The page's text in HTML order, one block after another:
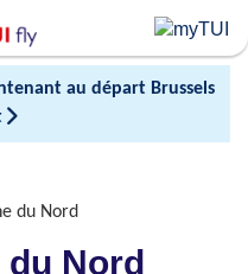
au départ Brussels
du Nord
du Nord